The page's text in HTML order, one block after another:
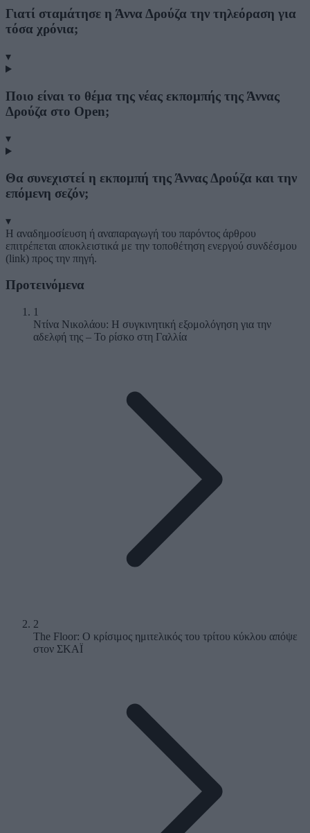
Γιατί σταμάτησε η Άννα Δρούζα την τηλεόραση για
τόσα χρόνια;
▾
Ποιο είναι το θέμα της νέας εκπομπής της Άννας
Δρούζα στο Open;
▾
Θα συνεχιστεί η εκπομπή της Άννας Δρούζα και την
επόμενη σεζόν;
▾
Η αναδημοσίευση ή αναπαραγωγή του παρόντος άρθρου
επιτρέπεται αποκλειστικά με την τοποθέτηση ενεργού συνδέσμου
(link) προς την πηγή.
Προτεινόμενα
1
Ντίνα Νικολάου: Η συγκινητική εξομολόγηση για την
αδελφή της – Το ρίσκο στη Γαλλία
2
The Floor: Ο κρίσιμος ημιτελικός του τρίτου κύκλου απόψε
στον ΣΚΑΪ